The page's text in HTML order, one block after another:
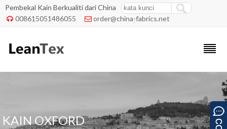
Pembekal Kain Berkualiti dari China
 008615051486055  order@china-fabrics.net
KAIN OXFORD